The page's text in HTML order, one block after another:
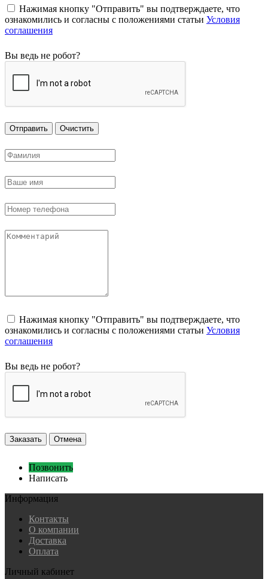
Нажимая кнопку "Отправить" вы подтверждаете, что
ознакомились и согласны с положениями статьи Условия
соглашения
Вы ведь не робот?
Отправить Очистить
Нажимая кнопку "Отправить" вы подтверждаете, что
ознакомились и согласны с положениями статьи Условия
соглашения
Вы ведь не робот?
Заказать Отмена
Позвонить
Написать
Информация
Контакты
О компании
Доставка
Оплата
Личный кабинет